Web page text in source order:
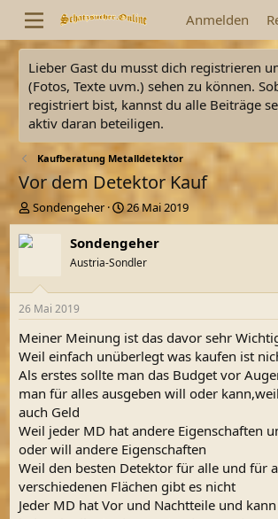
Anmelden
Lieber Gast du musst dich registrieren
(Fotos, Texte uvm.) sehen zu können.
registriert bist, kannst du alle Beiträge
aktiv daran beteiligen.
Kaufberatung Metalldetektor
Vor dem Detektor Kauf
E
r
s
l
e
r
Sondengeher
E
r
s
t
e
t
a
26 Mai 2019
Sondengeher
Austria-Sondler
26 Mai 2019
Meiner Meinung ist das davor sehr
Weil einfach unüberlegt was kaufen ist
Als erstes sollte man das Budget vor
man für alles ausgeben will oder
auch Geld
Weil jeder MD hat andere Eigenschaften
oder will andere Eigenschaften
Weil den besten Detektor für alle und für
verschiedenen Flächen gibt es nicht
Jeder MD hat Vor und Nachtteile und